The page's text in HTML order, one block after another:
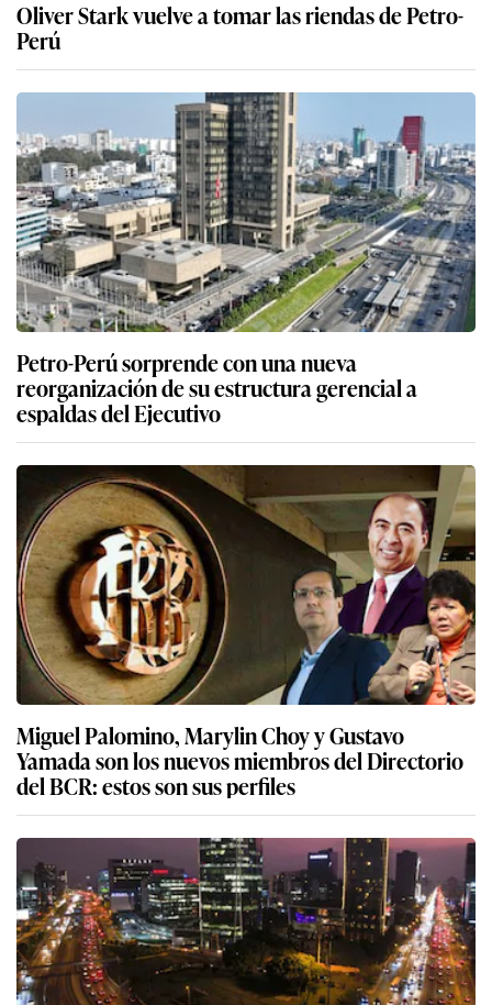
Oliver Stark vuelve a tomar las riendas de Petro-
Perú
Petro-Perú sorprende con una nueva
reorganización de su estructura gerencial a
espaldas del Ejecutivo
Miguel Palomino, Marylin Choy y Gustavo
Yamada son los nuevos miembros del Directorio
del BCR: estos son sus perfiles